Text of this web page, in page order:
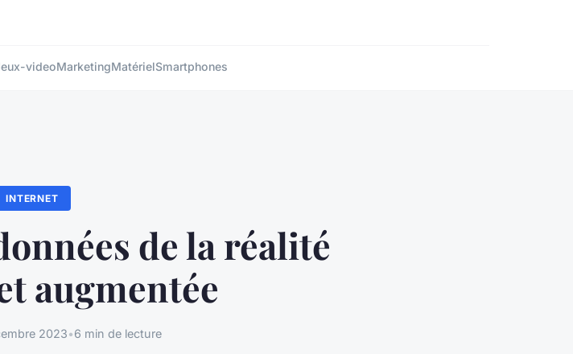
videoMarketingMatérielSmartphones
INTERNET
de la réalité
augmentée
2023•6 min de lecture